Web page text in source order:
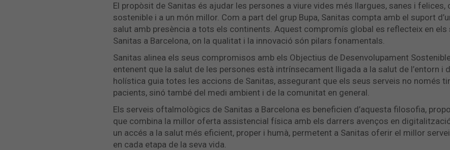
El propòsit de Sanitas és ajudar les persones a viure vides més llargues, sanes i
sostenible i a un món millor. Com a part del grup Bupa, Sanitas compta amb el suport
salut amb presència a tots els continents. Aquest compromís global es reflecteix en
Sanitas a Barcelona, on la qualitat i la innovació són pilars fonamentals.
Sanitas alinea els seus compromisos amb els Objectius de Desenvolupament
entenent que la salut de les persones està intrínsecament lligada a la salut de l’entorn i
holística guia totes les accions de Sanitas, assegurant que els seus serveis no només
pacients, sinó també del medi ambient i de la comunitat en general.
Els serveis oftalmològics de Sanitas a Barcelona es beneficien d’aquesta filosofia,
que combina la millor oferta assistencial física amb els darrers avenços en
un accés a la salut més eficient, proper i humà, permetent a Sanitas oferir el millor
en cada etapa de la seva vida.